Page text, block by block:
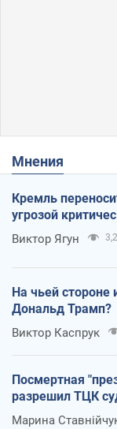
Мнения
Кремль
угрозой
Виктор Ягун
На чьей стороне
Дональд Трамп?
Виктор Каспрук
Посмертная
разрешил ТЦК
Марина